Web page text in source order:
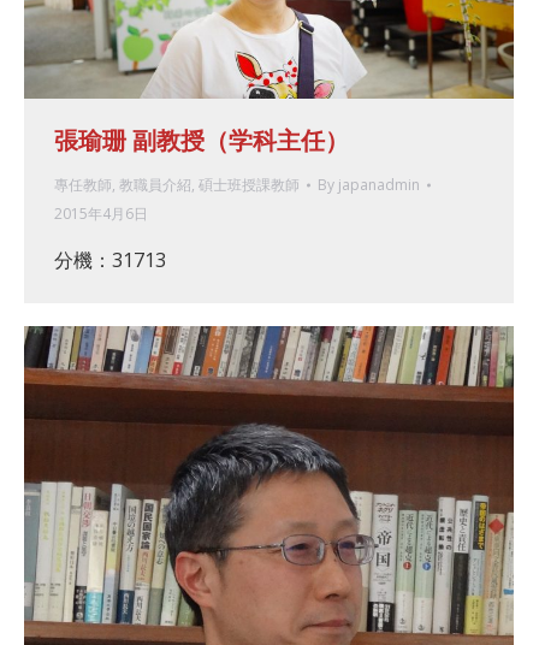
張瑜珊 副教授（学科主任）
專任教師, 教職員介紹, 碩士班授課教師 By japanadmin
2015年4月6日
分機：31713